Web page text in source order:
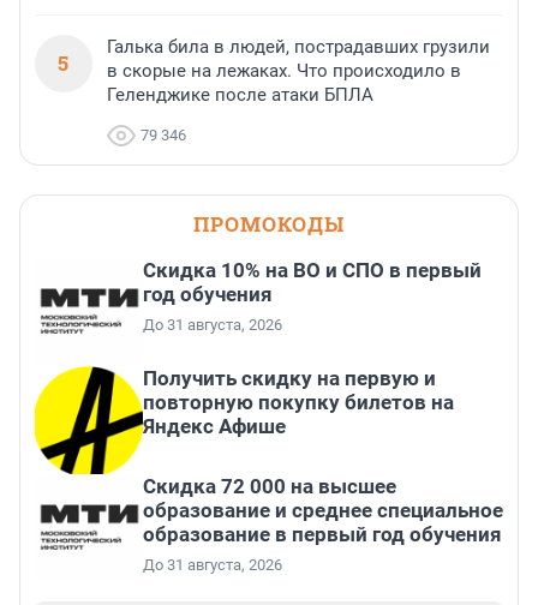
5
Галька била в людей, пострадавших грузили
в скорые на лежаках. Что происходило в
Геленджике после атаки БПЛА
79 346
ПРОМОКОДЫ
Скидка 10% на ВО и СПО в первый
год обучения
До 31 августа, 2026
Получить скидку на первую и
повторную покупку билетов на
Яндекс Афише
Скидка 72 000 на высшее
образование и среднее специальное
образование в первый год обучения
До 31 августа, 2026